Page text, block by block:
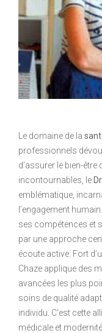
Le domaine de la
professionnels
d’assurer le bien-
incontournables, le
emblématique,
l’engagement
ses compétences et
par une approche
écoute active. Fort
Chaze applique des
avancées les plus
soins de qualité
individu. C’est cette
médicale et